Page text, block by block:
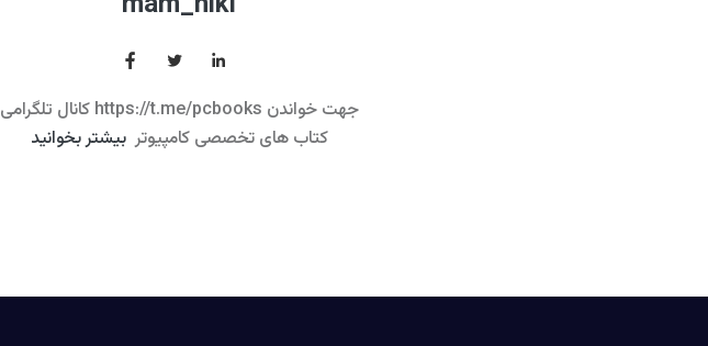
کانال تلگرامی https://t.me/pcbooks جهت خواندن
کتاب های تخصصی کامپیوتربیشتر بخوانید